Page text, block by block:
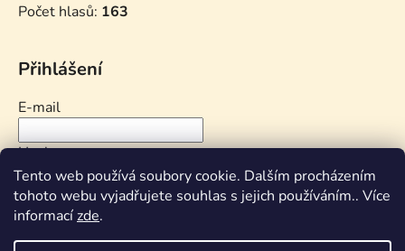
Tento web používá soubory cookie. Dalším procházením
tohoto webu vyjadřujete souhlas s jejich používáním.. Více
informacízde.
Počet hlasů: 163
Přihlášení
E-mail
Heslo
PŘIHLÁSIT SE
Nová registraceZapomenuté heslo